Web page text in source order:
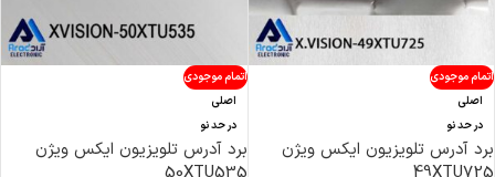
اتمام موجودی
اصلی
در حد نو
برد آدرس تلویزیون ایکس ویژن
اتمام موجودی
اصلی
در حد نو
برد آدرس تلویزیون ایکس ویژن